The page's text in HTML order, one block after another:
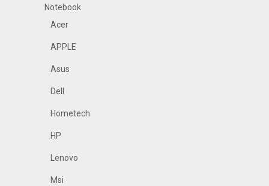
Notebook
Acer
APPLE
Asus
Dell
Hometech
HP
Lenovo
Msi